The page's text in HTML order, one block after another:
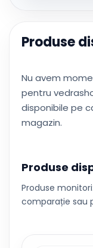
Produse
Nu avem
pentru
disponibile pe
magazin.
Produse
Produse
comparație sau